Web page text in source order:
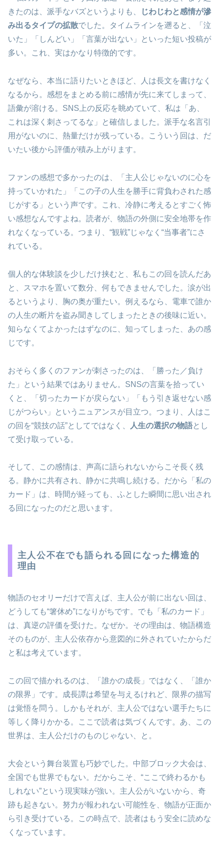
きたのは、派手なバズというよりも、
じわじわと感情が滲
み出るタイプの拡散でした。タイムラインを遡ると、「泣
いた」「しんどい」「言葉が出ない」といった短い投稿が
多い。これ、実はかなり特徴的です。
なぜなら、本当に語りたいときほど、人は長文を書けなく
なるから。感想をまとめる前に感情が先に来てしまって、
語彙が溶ける。SNS上の反応を眺めていて、私は「あ、
これは深く刺さってるな」と確信しました。派手な名言引
用がないのに、熱量だけが残っている。こういう回は、だ
いたい後から評価が積み上がります。
ファンの感想で多かったのは、「主人公じゃないのに心を
持っていかれた」「この子の人生を勝手に背負わされた感
じがする」という声です。これ、冷静に考えるとすごく怖
い感想なんですよね。読者が、物語の外側に安全地帯を作
れなくなっている。つまり、“観戦”じゃなく“当事者”にさ
れている。
個人的な体験談を少しだけ挟むと、私もこの回を読んだあ
と、スマホを置いて数分、何もできませんでした。涙が出
るというより、胸の奥が重たい。例えるなら、電車で誰か
の人生の断片を盗み聞きしてしまったときの後味に近い。
知らなくてよかったはずなのに、知ってしまった、あの感
じです。
おそらく多くのファンが刺さったのは、「勝った／負け
た」という結果ではありません。SNSの言葉を拾ってい
くと、「切ったカードが戻らない」「もう引き返せない感
じがつらい」というニュアンスが目立つ。つまり、人はこ
の回を“競技の話”としてではなく、
人生の選択の物語とし
て受け取っている。
そして、この感情は、声高に語られないからこそ長く残
る。静かに共有され、静かに共鳴し続ける。だから「私の
カード」は、時間が経っても、ふとした瞬間に思い出され
る回になったのだと思います。
主人公不在でも語られる回になった構造的
理由
物語のセオリーだけで言えば、主人公が前に出ない回は、
どうしても“箸休め”になりがちです。でも「私のカード」
は、真逆の評価を受けた。なぜか。その理由は、物語構造
そのものが、主人公依存から意図的に外されていたからだ
と私は考えています。
この回で描かれるのは、「誰かの成長」ではなく、「誰か
の限界」です。成長譚は希望を与えるけれど、限界の描写
は覚悟を問う。しかもそれが、主人公ではない選手たちに
等しく降りかかる。ここで読者は気づくんです。あ、この
世界は、主人公だけのものじゃない、と。
大会という舞台装置も巧妙でした。中部ブロック大会は、
全国でも世界でもない。だからこそ、“ここで終わるかも
しれない”という現実味が強い。主人公がいないから、奇
跡も起きない。努力が報われない可能性を、物語が正面か
ら引き受けている。この時点で、読者はもう安全に読めな
くなっています。